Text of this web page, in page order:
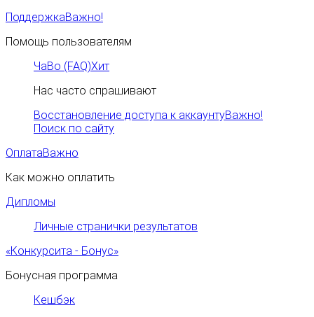
ПоддержкаВажно!
Помощь пользователям
ЧаВо (FAQ)Хит
Нас часто спрашивают
Восстановление доступа к аккаунтуВажно!
Поиск по сайту
ОплатаВажно
Как можно оплатить
Дипломы
Личные странички результатов
«Конкурсита - Бонус»
Бонусная программа
Кешбэк